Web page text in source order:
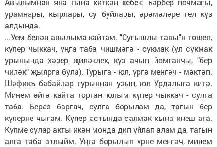
Авылымнан яңа гына киткән кебек: һәрбер почмагы,
урамнары, кырлары, су буйлары, әрәмәләре гел күз
алдында.
...Уем белән авылыма кайтам. "Сугышлы тавы"н төшеп,
күпер чыккач, уңга таба чишмәгә - сукмак (ул сукмак
урынында хәзер җиләклек, күз ачып йомганчы, "бер
чиләк" җыярга була). Турыга - юл, үргә менгәч - мәктәп.
Шәфикъ бабайлар турыннан узып, юл Урдалыга китә.
Минем өйгә кайта торган юлым күпер чыккач - сулга
таба. Бераз баргач, сулга борылам да, тагын бер
күперне чыгам. Күпер астында салмак кына инеш ага.
Күпме сулар акты икән монда дип уйлап алам да, тагын
алга таба атлыйм. Уңга борылып үрне менгәч, минем